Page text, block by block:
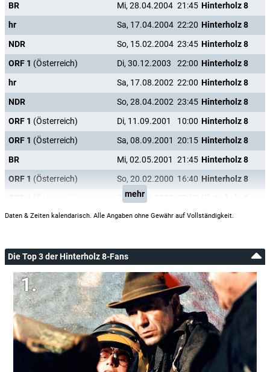
BR
Mi, 28.04.2004 21:45 Hinterholz 8
hr
Sa, 17.04.2004 22:20 Hinterholz 8
NDR
So, 15.02.2004 23:45 Hinterholz 8
ORF 1 (Österreich) Di, 30.12.2003 22:00 Hinterholz 8
hr
Sa, 17.08.2002 22:00 Hinterholz 8
NDR
So, 28.04.2002 23:45 Hinterholz 8
ORF 1 (Österreich) Di, 11.09.2001 10:00 Hinterholz 8
ORF 1 (Österreich) Sa, 08.09.2001 20:15 Hinterholz 8
BR
Mi, 02.05.2001 21:45 Hinterholz 8
ORF 1 (Österreich) So, 20.02.2000 16:40 Hinterholz 8
Sa, 19.02.2000
mehr
Daten & Zeiten kalendarisch. Alle Angaben ohne Gewähr auf Vollständigkeit.
Die Top 3 der Hinterholz 8-Fans